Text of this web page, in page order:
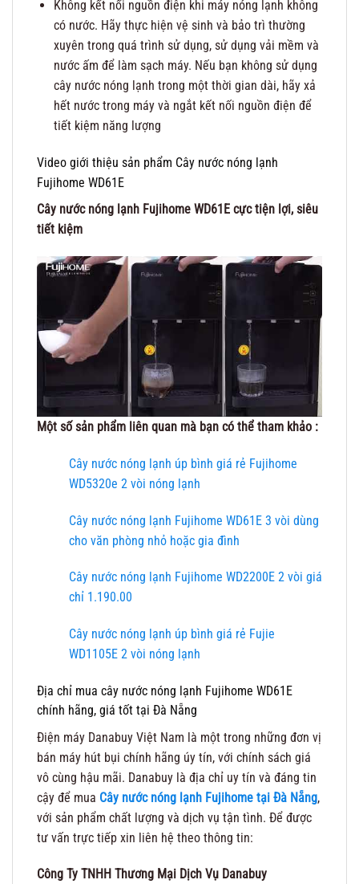
Không kết nối nguồn điện khi máy nóng lạnh không
có nước. Hãy thực hiện vệ sinh và bảo trì thường
xuyên trong quá trình sử dụng, sử dụng vải mềm và
nước ấm để làm sạch máy. Nếu bạn không sử dụng
cây nước nóng lạnh trong một thời gian dài, hãy xả
hết nước trong máy và ngắt kết nối nguồn điện để
tiết kiệm năng lượng
Video giới thiệu sản phẩm Cây nước nóng lạnh
Fujihome WD61E
Cây nước nóng lạnh Fujihome WD61E cực tiện lợi, siêu
tiết kiệm
Một số sản phẩm liên quan mà bạn có thể tham khảo :
Cây nước nóng lạnh úp bình giá rẻ Fujihome
WD5320e 2 vòi nóng lạnh
Cây nước nóng lạnh Fujihome WD61E 3 vòi dùng
cho văn phòng nhỏ hoặc gia đình
Cây nước nóng lạnh Fujihome WD2200E 2 vòi giá
chỉ 1.190.00
Cây nước nóng lạnh úp bình giá rẻ Fujie
WD1105E 2 vòi nóng lạnh
Địa chỉ mua cây nước nóng lạnh Fujihome WD61E
chính hãng, giá tốt tại Đà Nẵng
Điện máy Danabuy Việt Nam là một trong những đơn vị
bán máy hút bụi chính hãng úy tín, với chính sách giá
vô cùng hậu mãi. Danabuy là địa chỉ uy tín và đáng tin
cậy để mua Cây nước nóng lạnh Fujihome tại Đà Nẵng,
với sản phẩm chất lượng và dịch vụ tận tình. Để được
tư vấn trực tiếp xin liên hệ theo thông tin:
Công Ty TNHH Thương Mại Dịch Vụ Danabuy